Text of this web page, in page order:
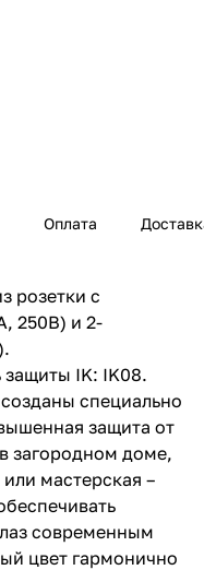
Оплата
розетки с
250В) и 2-
защиты IK: IK08.
специально
защита от
загородном доме,
мастерская –
современным
цвет гармонично